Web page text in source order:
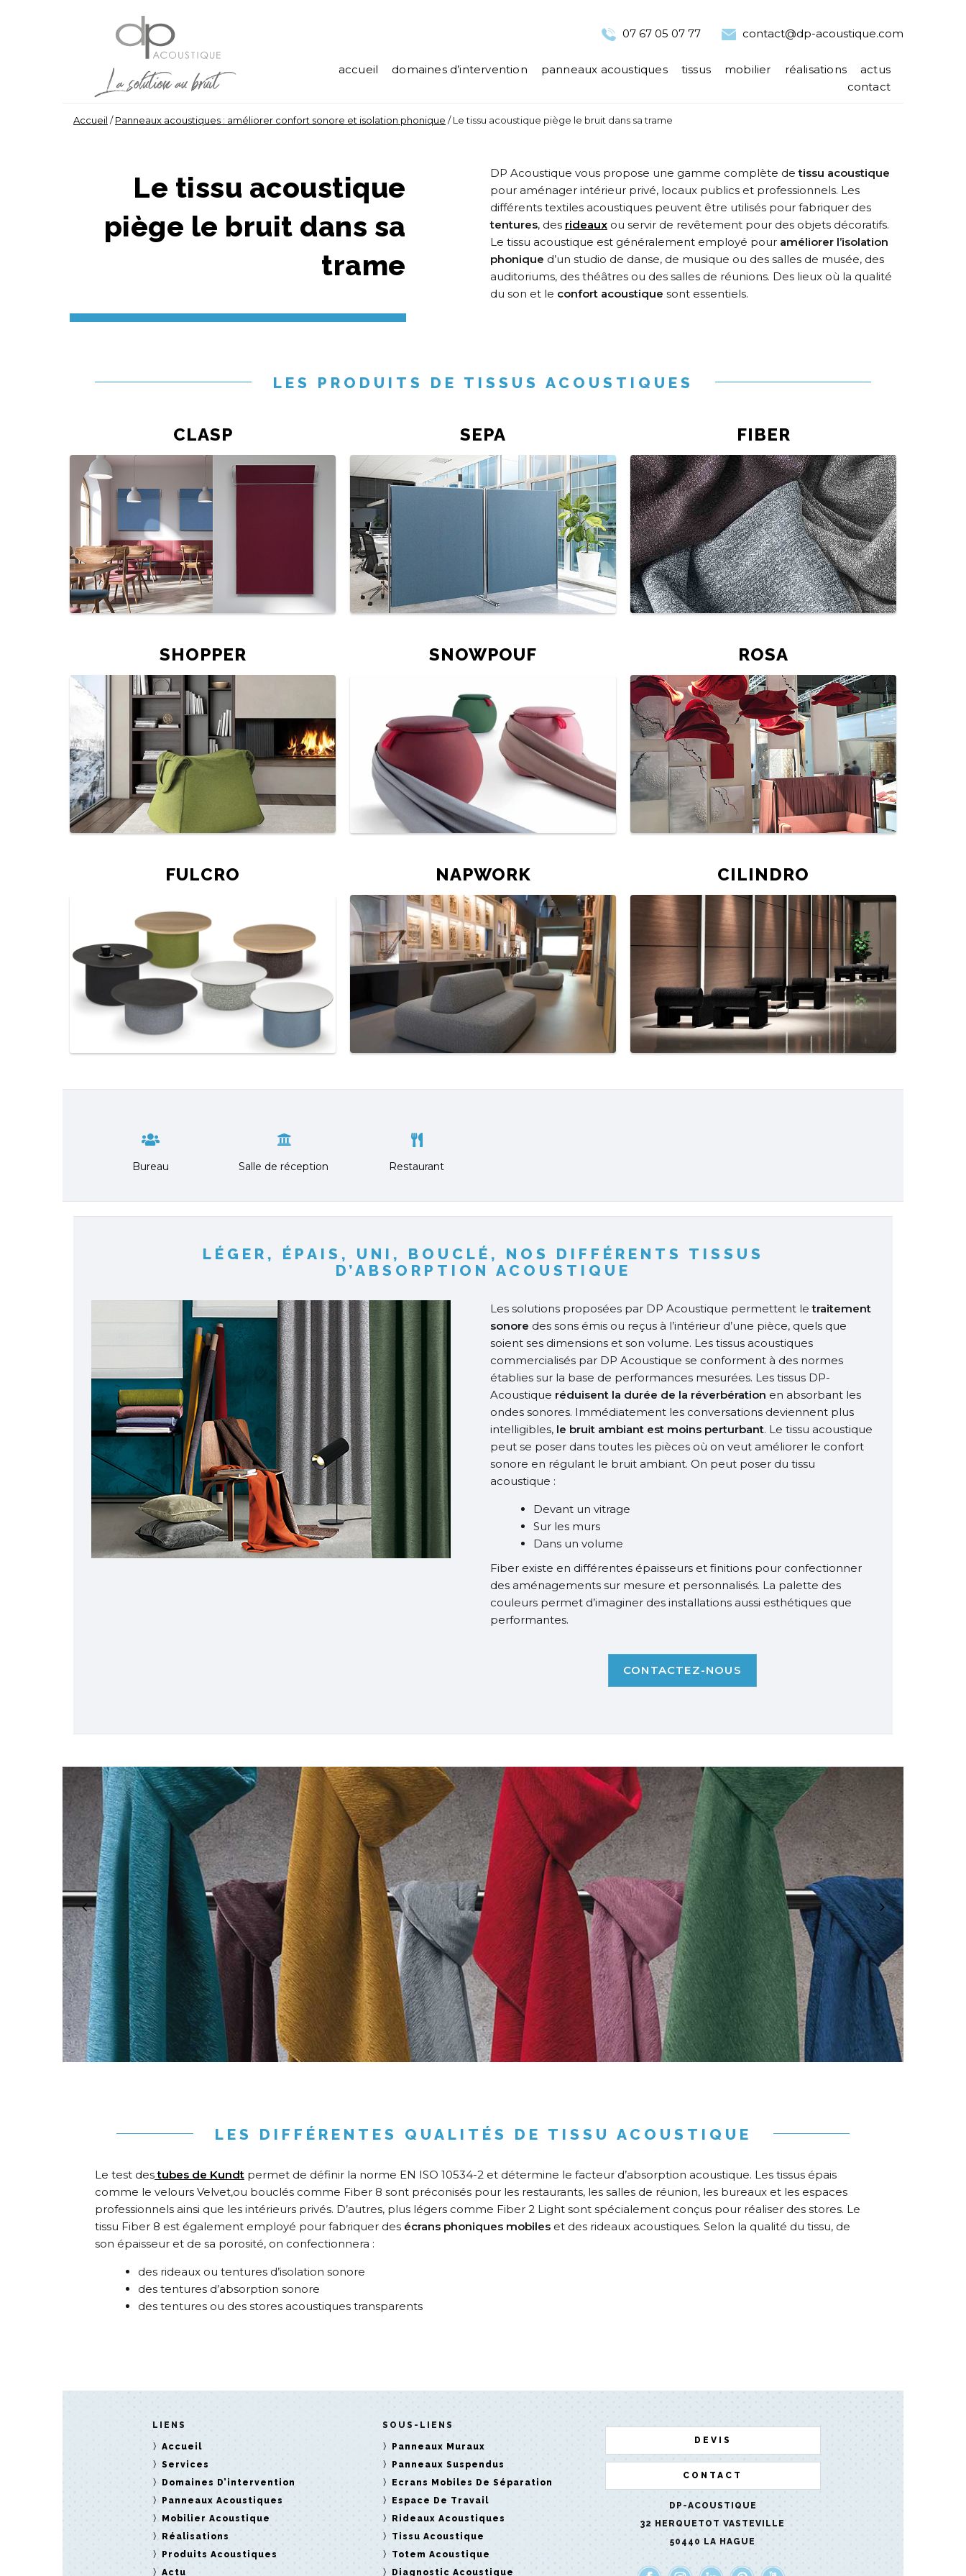
07 67 05 07 77 contact@dp-acoustique.com
accueil domaines d’intervention panneaux acoustiques tissus mobilier réalisations
actus
contact
Accueil /Panneaux acoustiques : améliorer confort sonore et isolation phonique /Le tissu acoustique piège le bruit dans sa trame
Le tissu acoustique
piège le bruit dans sa
trame
DP Acoustique vous propose une gamme complète de tissu acoustique
pour aménager intérieur privé, locaux publics et professionnels. Les
différents textiles acoustiques peuvent être utilisés pour fabriquer des
tentures, des rideaux ou servir de revêtement pour des objets décoratifs.
Le tissu acoustique est généralement employé pour améliorer l’isolation
phonique d’un studio de danse, de musique ou des salles de musée, des
auditoriums, des théâtres ou des salles de réunions. Des lieux où la qualité
du son et le confort acoustique sont essentiels.
LES PRODUITS DE TISSUS ACOUSTIQUES
CLASP SEPA FIBER
SHOPPER SNOWPOUF ROSA
FULCRO NAPWORK CILINDRO
Bureau Salle de réception Restaurant
LÉGER, ÉPAIS, UNI, BOUCLÉ, NOS DIFFÉRENTS TISSUS
D’ABSORPTION ACOUSTIQUE
Les solutions proposées par DP Acoustique permettent letraitement
sonore des sons émis ou reçus à l’intérieur d’une pièce, quels que
soient ses dimensions et son volume. Les tissus acoustiques
commercialisés par DP Acoustique se conforment à des normes
établies sur la base de performances mesurées. Les tissus DP-
Acoustique réduisent la durée de la réverbération en absorbant les
ondes sonores. Immédiatement les conversations deviennent plus
intelligibles, le bruit ambiant est moins perturbant. Le tissu acoustique
peut se poser dans toutes les pièces où on veut améliorer le confort
sonore en régulant le bruit ambiant. On peut poser du tissu
acoustique :
Devant un vitrage
Sur les murs
Dans un volume
Fiber existe en différentes épaisseurs et finitions pour confectionner
des aménagements sur mesure et personnalisés. La palette des
couleurs permet d’imaginer des installations aussi esthétiques que
performantes.
CONTACTEZ-NOUS
LES DIFFÉRENTES QUALITÉS DE TISSU ACOUSTIQUE
Le test destubes de Kundt permet de définir la norme EN ISO 10534-2 et détermine le facteur d’absorption acoustique. Les tissus épais
comme le velours Velvet,ou bouclés comme Fiber 8 sont préconisés pour les restaurants, les salles de réunion, les bureaux et les espaces
professionnels ainsi que les intérieurs privés. D’autres, plus légers comme Fiber 2 Light sont spécialement conçus pour réaliser des stores. Le
tissu Fiber 8 est également employé pour fabriquer des écrans phoniques mobiles et des rideaux acoustiques. Selon la qualité du tissu, de
son épaisseur et de sa porosité, on confectionnera :
des rideaux ou tentures d’isolation sonore
des tentures d’absorption sonore
des tentures ou des stores acoustiques transparents
LIENS
Accueil
Services
Domaines D’intervention
Panneaux Acoustiques
Mobilier Acoustique
Réalisations
Produits Acoustiques
Actu
SOUS-LIENS
Panneaux Muraux
Panneaux Suspendus
Ecrans Mobiles De Séparation
Espace De Travail
Rideaux Acoustiques
Tissu Acoustique
Totem Acoustique
Diagnostic Acoustique
DEVIS
CONTACT
DP-ACOUSTIQUE
32 HERQUETOT VASTEVILLE
50440 LA HAGUE